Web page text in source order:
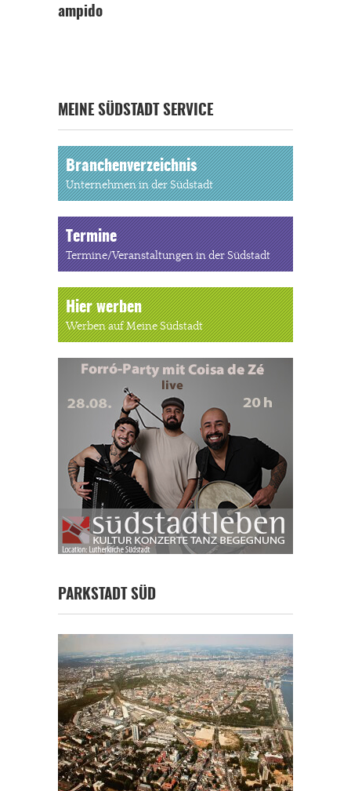
ampido
MEINE SÜDSTADT SERVICE
Branchenverzeichnis
Unternehmen in der Südstadt
Termine
Termine/Veranstaltungen in der Südstadt
Hier werben
Werben auf Meine Südstadt
PARKSTADT SÜD